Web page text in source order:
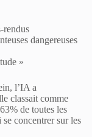
rendus
dangereuses
»
l’IA a
classait comme
de toutes les
concentrer sur les